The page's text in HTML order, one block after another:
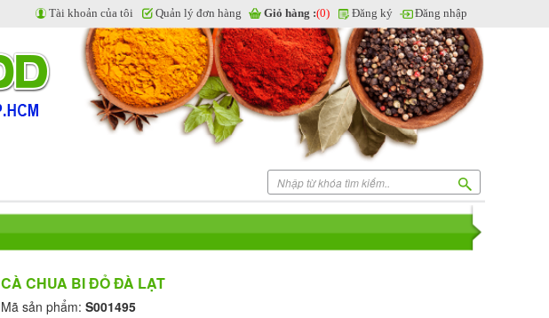
Tài khoản của tôi Quản lý đơn hàng Giỏ hàng :(0) Đăng ký Đăng nhập
CÀ CHUA BI ĐỎ ĐÀ LẠT
Mã sản phẩm: S001495